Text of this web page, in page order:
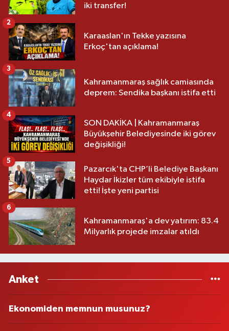
iki transfer!
Karaaslan'ın Tekke yazısına
Erkoç'tan açıklama!
2
Kahramanmaraş sağlık camiasında
deprem: Sendika başkanı istifa etti
3
SON DAKİKA | Kahramanmaraş
Büyükşehir Belediyesinde iki görev
değişikliği!
4
Pazarcık'ta CHP’li Belediye Başkanı
Haydar İkizler tüm ekibiyle istifa
etti! İşte yeni partisi
5
Kahramanmaraş'a dev yatırım: 83.4
Milyarlık projede imzalar atıldı
6
Anket
Ekonomiden memnun musunuz?